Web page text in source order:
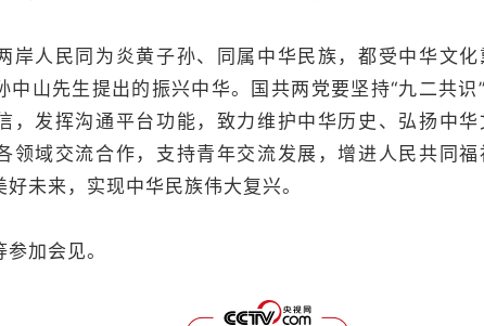
人民同为炎黄子孙、同属中华民族，都受中华文化
中山先生提出的振兴中华。国共两党要坚持“九二共识
，发挥沟通平台功能，致力维护中华历史、弘扬中
领域交流合作，支持青年交流发展，增进人民共同
未来，实现中华民族伟大复兴。
加会见。